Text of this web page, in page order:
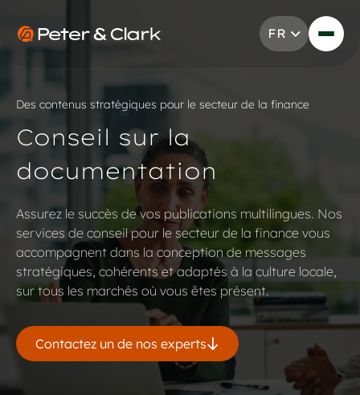
FR
Des contenus stratégiques pour le secteur de la finance
Conseil sur la
documentation
Assurez le succès de vos publications multilingues. Nos
services de conseil pour le secteur de la finance vous
accompagnent dans la conception de messages
stratégiques, cohérents et adaptés à la culture locale,
sur tous les marchés où vous êtes présent.
Contactez un de nos experts